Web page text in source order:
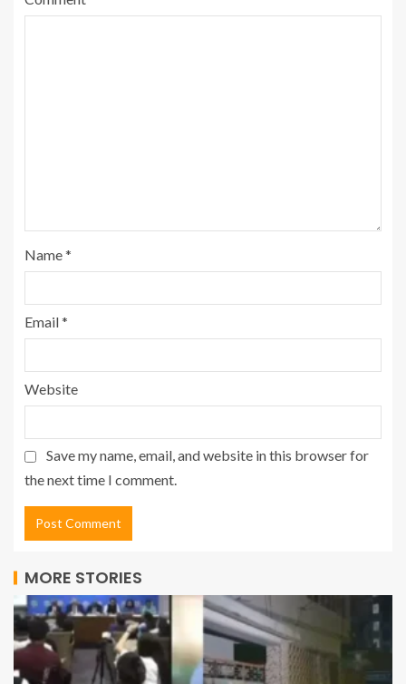
Name*
Email*
Website
Save my name, email, and website in this browser for
the next time I comment.
MORE STORIES